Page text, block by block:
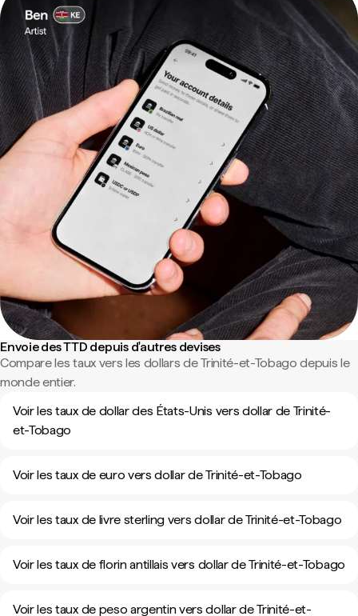
Envoie des TTD depuis d'autres devises
Compare les taux vers les dollars de Trinité-et-Tobago depuis le
monde entier.
Voir les taux de dollar des États-Unis vers dollar de Trinité-
et-Tobago
Voir les taux de euro vers dollar de Trinité-et-Tobago
Voir les taux de livre sterling vers dollar de Trinité-et-Tobago
Voir les taux de florin antillais vers dollar de Trinité-et-Tobago
Voir les taux de peso argentin vers dollar de Trinité-et-